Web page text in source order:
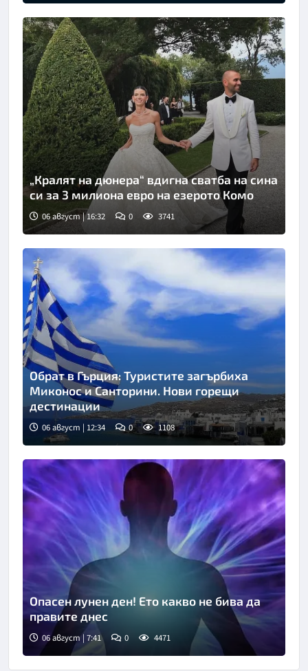
Снимка: Инстаграм
„Кралят на дюнера“ вдигна сватба на сина
си за 3 милиона евро на езерото Комо
06 август | 16:32 0 3741
Обрат в Гърция: Туристите загърбиха
Миконос и Санторини. Нови горещи
дестинации
06 август | 12:34 0 1108
Опасен лунен ден! Ето какво не бива да
правите днес
06 август | 7:41 0 4471